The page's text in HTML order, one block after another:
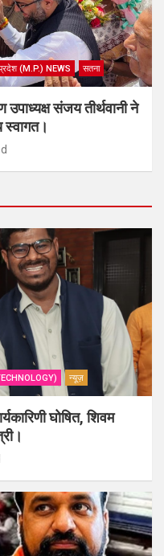
(M.P.) NEWS सतना
उपाध्यक्ष संजय तीर्थवानी ने
स्वागत।
न्यूज़
घोषित, शिवम